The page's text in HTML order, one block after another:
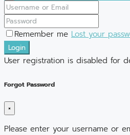
Remember me Lost your
Login
User registration is disabled for
Forgot Password
×
Please enter your username or